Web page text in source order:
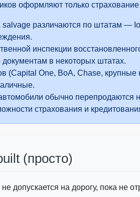
IAAI
оформляют только страхование
salvage различаются по штатам —
инспекции
документам в некоторых штатах.
(Capital One, BoA, Chase,
обычно перепродаются
страхования и
(просто)
не допускается на дорогу, пока не